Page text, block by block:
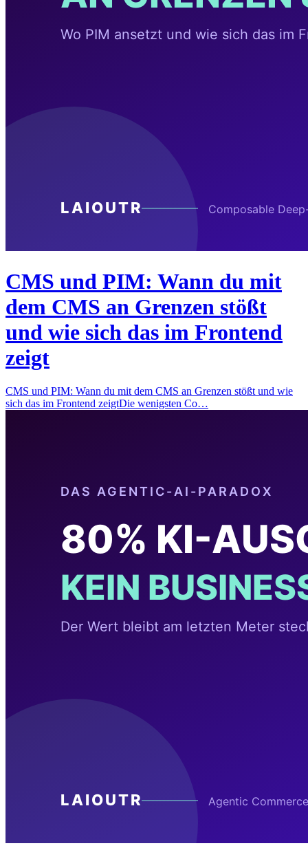
CMS und PIM: Wann du mit
dem CMS an Grenzen stößt
und wie sich das im Frontend
zeigt
CMS und PIM: Wann du mit dem CMS an Grenzen stößt und wie
sich das im Frontend zeigtDie wenigsten Co…